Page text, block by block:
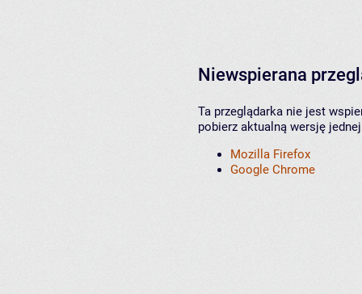
Niewspierana
Ta przeglądarka nie jest
pobierz aktualną wersję
Mozilla Firefox
Google Chrome